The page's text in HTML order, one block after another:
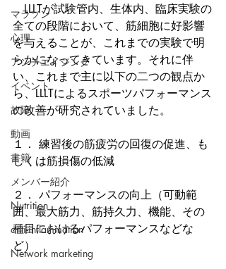
マラソン
心理
アンチエイジング
イベント
故障
動画
書籍
メンバー紹介
Nutrition
anti-inflammation
Network marketing
LLLTが試験管内、生体内、臨床実験の
全ての段階において、筋細胞に好影響
を与えることが、これまでの実験で明
らかになってきています。それに伴
い、これまで主に以下の二つの観点か
ら、LLLTによるスポーツパフォーマンス
の改善が研究されていました。
１． 練習後の筋疲労の回復の促進、も
しくは筋損傷の低減
２． パフォーマンスの向上（可動範
囲、最大筋力、筋持久力、機能、その
種目におけるパフォーマンスなどな
ど）